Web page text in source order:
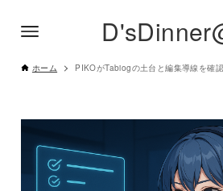
ホーム PIKOがTabiogの土台と編集導線を確